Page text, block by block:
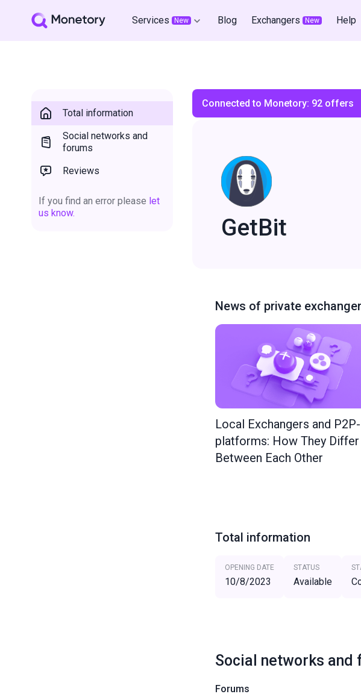
Services New Blog Exchangers New Help
Total information
Social networks and
forums
Reviews
If you find an error please let
us know.
Connected to Monetory: 92 offers
GetBit
News of private
Local Exchangers and P2P-
platforms: How They Differ
Between Each Other
Total information
OPENING DATE
10/8/2023
STATUS
Available
Social networks and
Forums